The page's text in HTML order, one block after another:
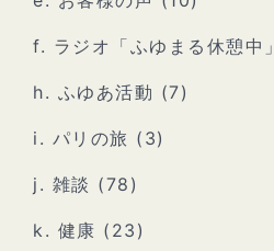
f. ラジオ「ふゆまる休憩中」
h. ふゆあ活動 (7)
i. パリの旅 (3)
j. 雑談 (78)
k. 健康 (23)